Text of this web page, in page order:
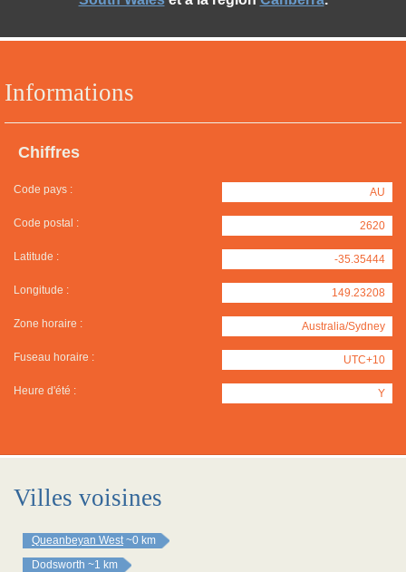
Informations
Chiffres
Code pays : AU
Code postal : 2620
Latitude : -35.35444
Longitude : 149.23208
Zone horaire : Australia/Sydney
Fuseau horaire : UTC+10
Heure d'été : Y
Villes voisines
Queanbeyan West ~0 km
Dodsworth ~1 km